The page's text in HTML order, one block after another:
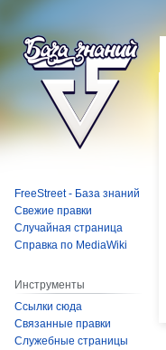
FreeStreet - База знаний
Свежие правки
Случайная страница
Справка по MediaWiki
Инструменты
Ссылки сюда
Связанные правки
Служебные страницы